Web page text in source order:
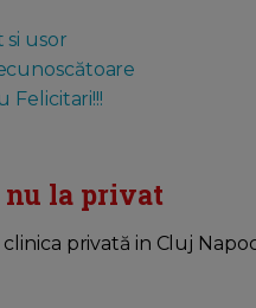
usor
Felicitari!!!
nu la privat
privată in Cluj